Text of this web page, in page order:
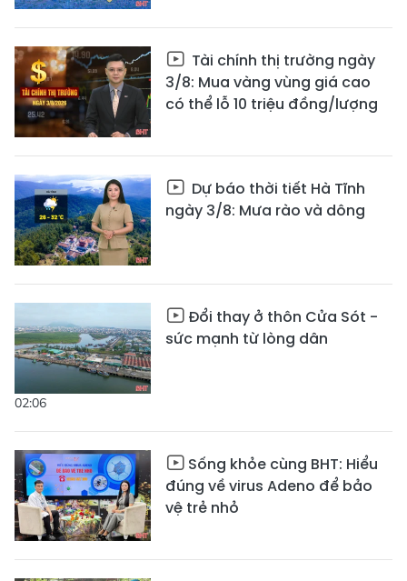
Tài chính thị trường ngày
3/8: Mua vàng vùng giá cao
có thể lỗ 10 triệu đồng/lượng
Dự báo thời tiết Hà Tĩnh
ngày 3/8: Mưa rào và dông
02:06
Đổi thay ở thôn Cửa Sót -
sức mạnh từ lòng dân
Sống khỏe cùng BHT: Hiểu
đúng về virus Adeno để bảo
vệ trẻ nhỏ